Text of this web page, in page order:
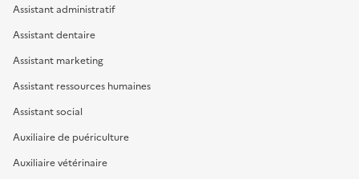
Assistant administratif
Assistant dentaire
Assistant marketing
Assistant ressources humaines
Assistant social
Auxiliaire de puériculture
Auxiliaire vétérinaire